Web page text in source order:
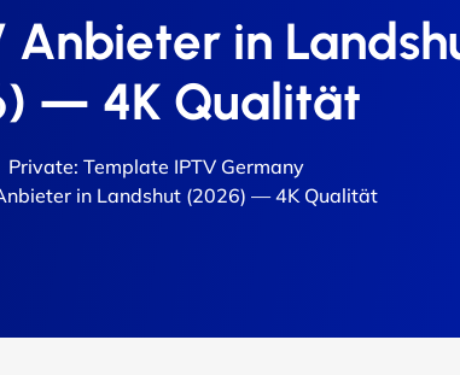
Anbieter in
— 4K Qualität
Private: Template IPTV Germany
in Landshut (2026) — 4K Qualität